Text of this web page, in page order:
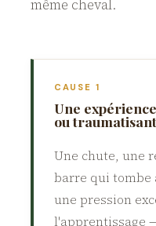
même cheval.
CAUSE 1
Une
ou
Une chute, une
barre qui tombe
une pression
l'apprentissage